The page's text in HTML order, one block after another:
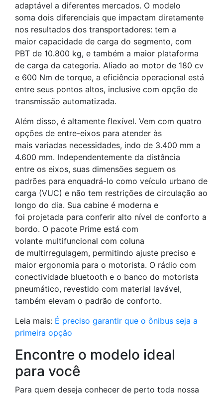
adaptável a diferentes mercados. O modelo
soma dois diferenciais que impactam diretamente
nos resultados dos transportadores: tem a
maior capacidade de carga do segmento, com
PBT de 10.800 kg, e também a maior plataforma
de carga da categoria. Aliado ao motor de 180 cv
e 600 Nm de torque, a eficiência operacional está
entre seus pontos altos, inclusive com opção de
transmissão automatizada.
Além disso, é altamente flexível. Vem com quatro
opções de entre-eixos para atender às
mais variadas necessidades, indo de 3.400 mm a
4.600 mm. Independentemente da distância
entre os eixos, suas dimensões seguem os
padrões para enquadrá-lo como veículo urbano de
carga (VUC) e não tem restrições de circulação ao
longo do dia. Sua cabine é moderna e
foi projetada para conferir alto nível de conforto a
bordo. O pacote Prime está com
volante multifuncional com coluna
de multirregulagem, permitindo ajuste preciso e
maior ergonomia para o motorista. O rádio com
conectividade bluetooth e o banco do motorista
pneumático, revestido com material lavável,
também elevam o padrão de conforto.
Leia mais: É preciso garantir que o ônibus seja a
primeira opção
Encontre o modelo ideal
para você
Para quem deseja conhecer de perto toda nossa